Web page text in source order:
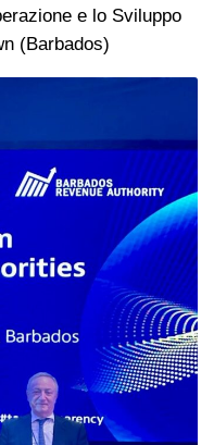
e lo Sviluppo
(Barbados)